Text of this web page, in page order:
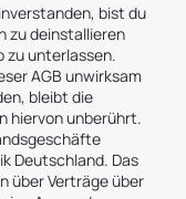
bist du
zu deinstallieren
zu unterlassen.
AGB unwirksam
bleibt die
hiervon unberührt.
Deutschland. Das
über Verträge über